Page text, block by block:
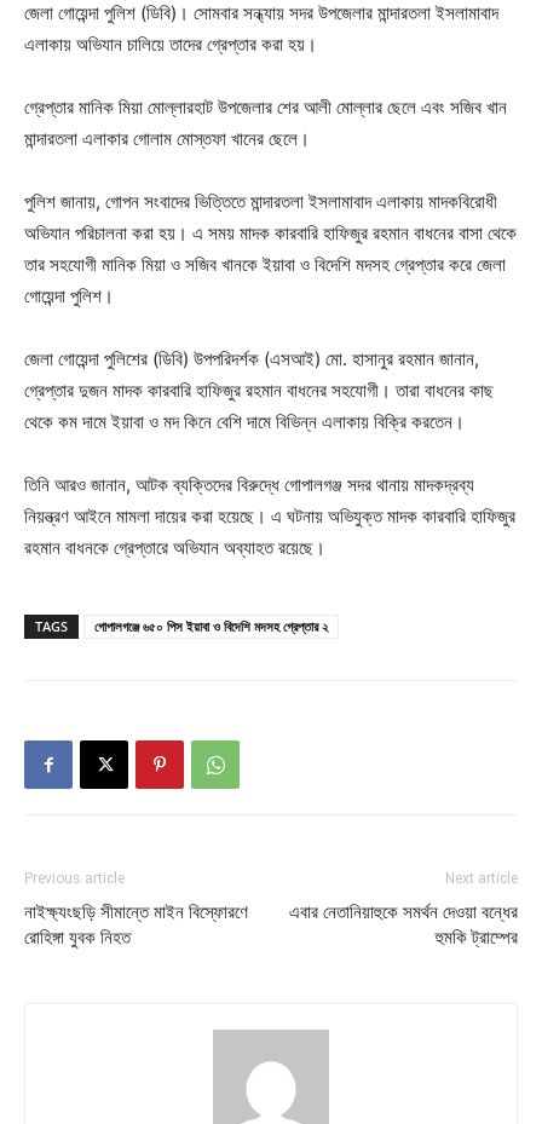
জেলা গোয়েন্দা পুলিশ (ডিবি)। সোমবার সন্ধ্যায় সদর উপজেলার মান্দারতলা ইসলামাবাদ
এলাকায় অভিযান চালিয়ে তাদের গ্রেপ্তার করা হয়।
গ্রেপ্তার মানিক মিয়া মোল্লারহাট উপজেলার শের আলী মোল্লার ছেলে এবং সজিব খান
মান্দারতলা এলাকার গোলাম মোস্তফা খানের ছেলে।
পুলিশ জানায়, গোপন সংবাদের ভিত্তিতে মান্দারতলা ইসলামাবাদ এলাকায় মাদকবিরোধী
অভিযান পরিচালনা করা হয়। এ সময় মাদক কারবারি হাফিজুর রহমান বাধনের বাসা থেকে
তার সহযোগী মানিক মিয়া ও সজিব খানকে ইয়াবা ও বিদেশি মদসহ গ্রেপ্তার করে জেলা
গোয়েন্দা পুলিশ।
জেলা গোয়েন্দা পুলিশের (ডিবি) উপপরিদর্শক (এসআই) মো. হাসানুর রহমান জানান,
গ্রেপ্তার দুজন মাদক কারবারি হাফিজুর রহমান বাধনের সহযোগী। তারা বাধনের কাছ
থেকে কম দামে ইয়াবা ও মদ কিনে বেশি দামে বিভিন্ন এলাকায় বিক্রি করতেন।
তিনি আরও জানান, আটক ব্যক্তিদের বিরুদ্ধে গোপালগঞ্জ সদর থানায় মাদকদ্রব্য
নিয়ন্ত্রণ আইনে মামলা দায়ের করা হয়েছে। এ ঘটনায় অভিযুক্ত মাদক কারবারি হাফিজুর
রহমান বাধনকে গ্রেপ্তারে অভিযান অব্যাহত রয়েছে।
TAGS গোপালগঞ্জে ৬৫০ পিস ইয়াবা ও বিদেশি মদসহ গ্রেপ্তার ২
Previous article
নাইক্ষ্যংছড়ি সীমান্তে মাইন বিস্ফোরণে
রোহিঙ্গা যুবক নিহত
Next article
এবার নেতানিয়াহুকে সমর্থন দেওয়া বন্ধের
হুমকি ট্রাম্পের